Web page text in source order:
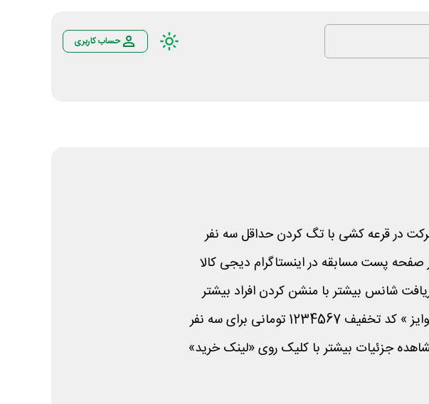
حساب کاربری
در قرعه کشی با تگ کردن حداقل سه نفر
صفحه پست مسابقه در اینستاگرام دیجی کالا
شانس بیشتر با منشن کردن افراد بیشتر
» کد تخفیف 1234567 تومانی برای سه نفر
جزئیات بیشتر با کلیک روی «لینک خرید»